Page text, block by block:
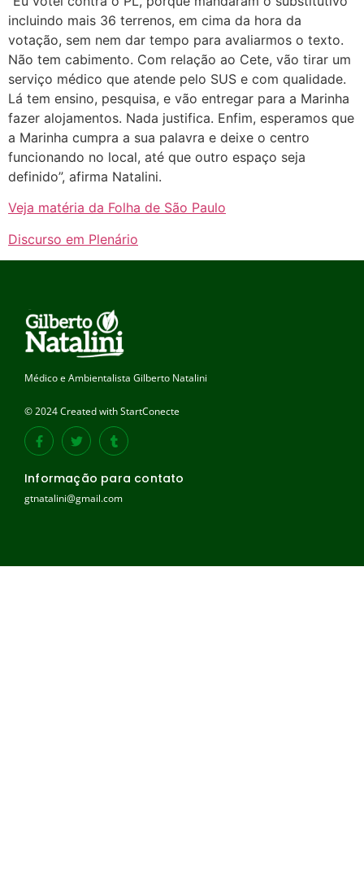
incluindo mais 36 terrenos, em cima da hora da
votação, sem nem dar tempo para avaliarmos o texto.
Não tem cabimento. Com relação ao Cete, vão tirar um
serviço médico que atende pelo SUS e com qualidade.
Lá tem ensino, pesquisa, e vão entregar para a Marinha
fazer alojamentos. Nada justifica. Enfim, esperamos que
a Marinha cumpra a sua palavra e deixe o centro
funcionando no local, até que outro espaço seja
definido”, afirma Natalini.
Veja matéria da Folha de São Paulo
Discurso em Plenário
Médico e Ambientalista Gilberto Natalini
© 2024 Created with StartConecte
Informação para contato
gtnatalini@gmail.com